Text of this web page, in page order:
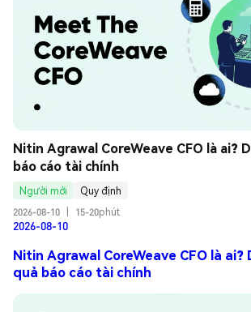
Nitin Agrawal CoreWeave CFO là ai?
báo cáo tài chính
Người mới
Quy định
2026-08-10
15-20phút
2026-08-10
Nitin Agrawal CoreWeave CFO là
quả báo cáo tài chính